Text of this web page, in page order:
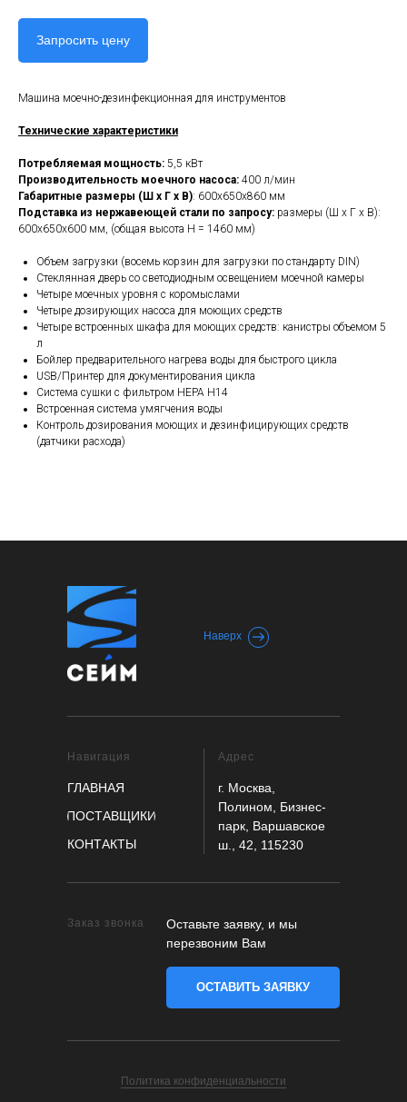
Запросить цену
Машина моечно-дезинфекционная для инструментов
Технические характеристики
Потребляемая мощность: 5,5 кВт
Производительность моечного насоса: 400 л/мин
Габаритные размеры (Ш х Г х В): 600х650х860 мм
Подставка из нержавеющей стали по запросу: размеры (Ш х Г х В):
600х650х600 мм, (общая высота Н = 1460 мм)
Объем загрузки (восемь корзин для загрузки по стандарту DIN)
Стеклянная дверь со светодиодным освещением моечной камеры
Четыре моечных уровня с коромыслами
Четыре дозирующих насоса для моющих средств
Четыре встроенных шкафа для моющих средств: канистры объемом 5
л
Бойлер предварительного нагрева воды для быстрого цикла
USB/Принтер для документирования цикла
Система сушки с фильтром HEPA H14
Встроенная система умягчения воды
Контроль дозирования моющих и дезинфицирующих средств
(датчики расхода)
Наверх
Навигация Адрес
г. Москва,
Полином, Бизнес-
парк, Варшавское
ш., 42, 115230
Политика конфиденциальности
Заказ звонка
Оставьте заявку, и мы
перезвоним Вам
ОСТАВИТЬ ЗАЯВКУ
ГЛАВНАЯ
ПОСТАВЩИКИ
КОНТАКТЫ